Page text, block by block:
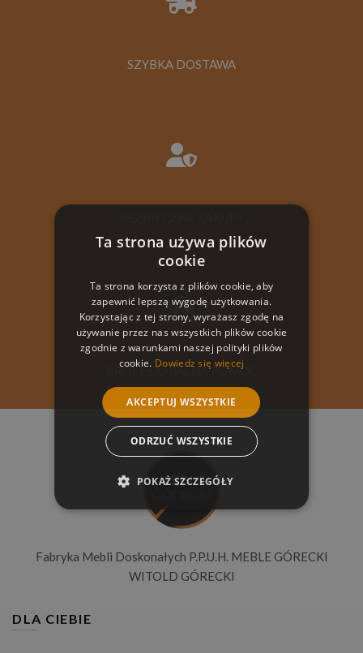
SZYBKA DOSTAWA
PROFESJONALNA POMOC
Fabryka Mebli Doskonałych P.P.U.H. MEBLE GÓRECKI
WITOLD GÓRECKI
DLA CIEBIE
Ta strona używa plików
cookie
Ta strona korzysta z plików cookie, aby
zapewnić lepszą wygodę użytkowania.
Korzystając z tej strony, wyrażasz zgodę na
używanie przez nas wszystkich plików cookie
zgodnie z warunkami naszej polityki plików
cookie. Dowiedz się więcej
AKCEPTUJ WSZYSTKIE
ODRZUĆ WSZYSTKIE
POKAŻ SZCZEGÓŁY